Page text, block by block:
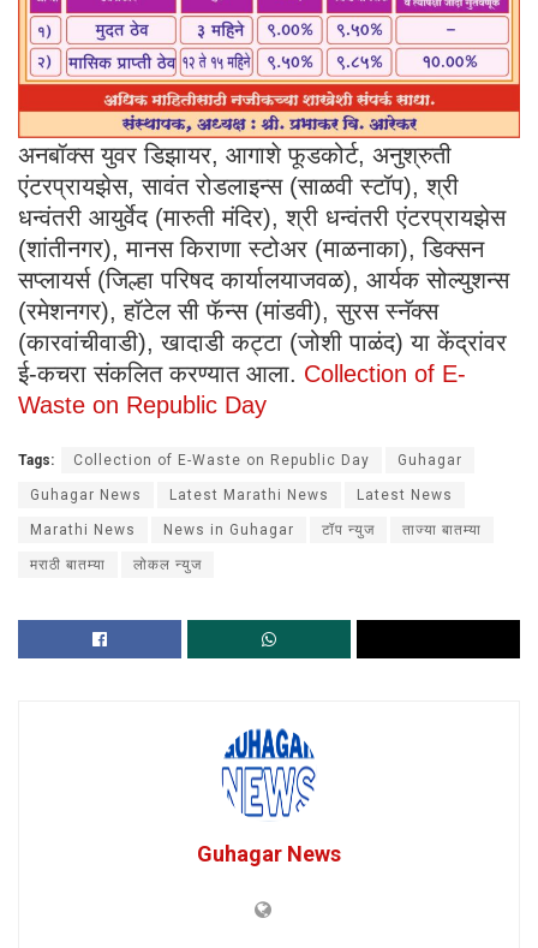
अनबॉक्स युवर डिझायर, आगाशे फूडकोर्ट, अनुश्रुती
एंटरप्रायझेस, सावंत रोडलाइन्स (साळवी स्टॉप), श्री
धन्वंतरी आयुर्वेद (मारुती मंदिर), श्री धन्वंतरी एंटरप्रायझेस
(शांतीनगर), मानस किराणा स्टोअर (माळनाका), डिक्सन
सप्लायर्स (जिल्हा परिषद कार्यालयाजवळ), आर्यक सोल्युशन्स
(रमेशनगर), हॉटेल सी फॅन्स (मांडवी), सुरस स्नॅक्स
(कारवांचीवाडी), खादाडी कट्टा (जोशी पाळंद) या केंद्रांवर
ई-कचरा संकलित करण्यात आला. Collection of E-
Waste on Republic Day
Tags: Collection of E-Waste on Republic Day Guhagar
Guhagar News Latest Marathi News Latest News
Marathi News News in Guhagar टॉप न्युज ताज्या बातम्या
मराठी बातम्या लोकल न्युज
Guhagar News